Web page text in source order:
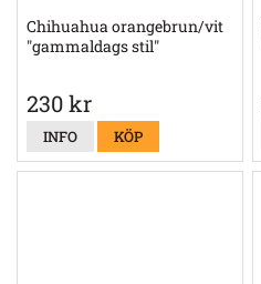
Chihuahua orangebrun/vit
"gammaldags stil"
230 kr
INFO KÖP